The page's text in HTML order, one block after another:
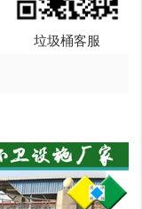
垃圾桶客服